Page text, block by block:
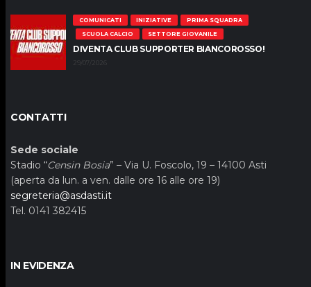
COMUNICATI INIZIATIVE
PRIMA SQUADRA
SCUOLA CALCIO
SETTORE GIOVANILE
DIVENTA CLUB SUPPORTER BIANCOROSSO!
29/07/2026
CONTATTI
Sede sociale
Stadio “Censin Bosia” – Via U. Foscolo, 19 – 14100 Asti
(aperta da lun. a ven. dalle ore 16 alle ore 19)
segreteria@asdasti.it
Tel. 0141 382415
IN EVIDENZA